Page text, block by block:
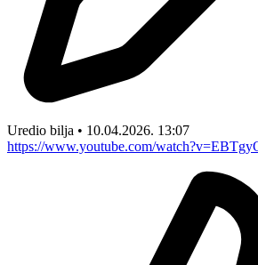
Uredio bilja • 10.04.2026. 13:07
https://www.youtube.com/